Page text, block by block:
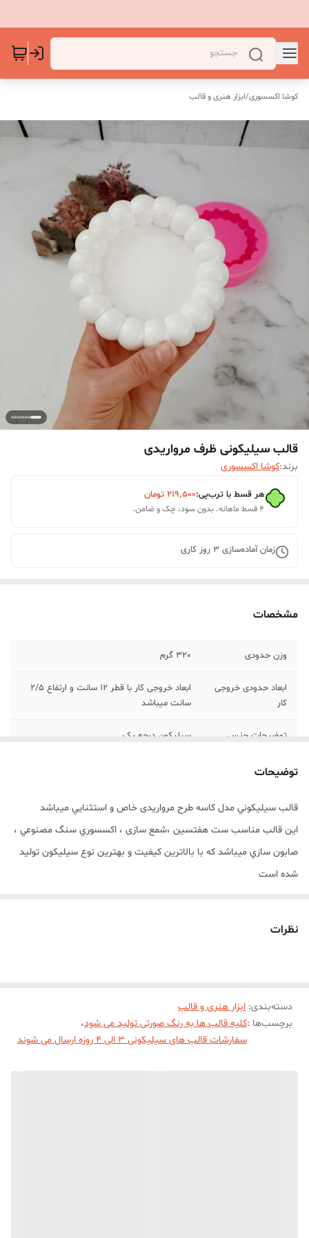
کوشا اکسسوری/ابزار هنری و قالب
قالب سیلیکونی ظرف مرواریدی
برند:کوشا اکسسوری
هر قسط با ترب‌پی:۲۱۹٬۵۰۰ تومان
۴ قسط ماهانه. بدون سود، چک و ضامن.
زمان آماده‌سازی 3 روز کاری
مشخصات
وزن حدودی 320 گرم
ابعاد حدودی خروجی
کار
ابعاد خروجی کار با قطر 12 سانت و ارتفاع 2/5
سانت میباشد
توضیحات جنس سیلیکون درجه یک
توضیحات
قالب سيليکوني مدل کاسه طرح مرواریدی خاص و استثنايي ميباشد
اين قالب مناسب ست هفتسین ،شمع سازی ، اکسسوري سنگ مصنوعي ،
صابون سازي ميباشد که با بالاترين کيفيت و بهترين نوع سيليکون توليد
شده است
نظرات
دسته‌بندی: ابزار هنری و قالب
برچسب‌ها :کلیه قالب ها به رنگ صورتی تولید می شود،
سفارشات قالب های سیلیکونی 3 الی 4 روزه ارسال می شوند